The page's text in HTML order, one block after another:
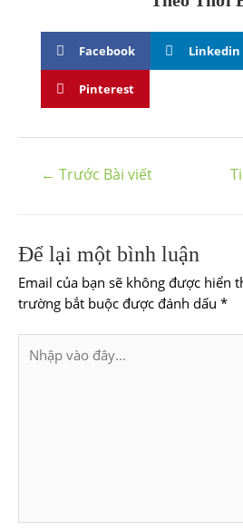
Facebook Linkedin
Pinterest
← Trước Bài viết
Để lại một bình luận
Email của bạn sẽ không được hiển
trường bắt buộc được đánh dấu *
vào